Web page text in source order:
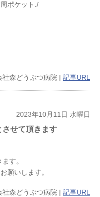
ポケット./
社森どうぶつ病院 | 記事URL
2023年10月11日 水曜日
させて頂きます
す。
願いします。
社森どうぶつ病院 | 記事URL